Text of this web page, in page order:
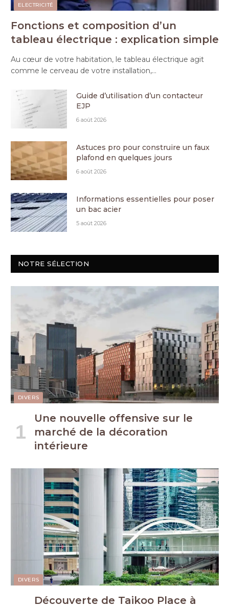
ELECTRICITÉ
Fonctions et composition d’un
tableau électrique : explication simple
Au cœur de votre habitation, le tableau électrique agit
comme le cerveau de votre installation,…
Guide d’utilisation d’un contacteur
EJP
6 août 2026
Astuces pro pour construire un faux
plafond en quelques jours
6 août 2026
Informations essentielles pour poser
un bac acier
5 août 2026
NOTRE SÉLECTION
DIVERS
Une nouvelle offensive sur le
marché de la décoration
intérieure
DIVERS
Découverte de Taikoo Place à